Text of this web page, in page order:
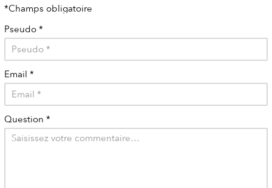
*Champs obligatoire
Pseudo *
Email *
Question *